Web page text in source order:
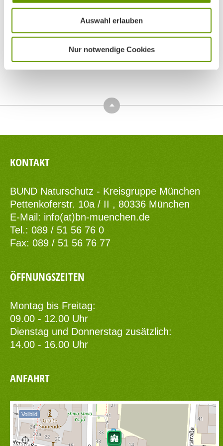
Auswahl erlauben
Nur notwendige Cookies
Top
KONTAKT
BUND Naturschutz - Kreisgruppe München
Pettenkoferstr. 10a / II , 80336 München
E-Mail: info(at)bn-muenchen.de
Tel.: 089 / 51 56 76 0
Fax: 089 / 51 56 76 77
ÖFFNUNGSZEITEN
Montag bis Freitag:
09.00 - 12.00 Uhr
Dienstag und Donnerstag zusätzlich:
14.00 - 16.00 Uhr
ANFAHRT
Vollbild